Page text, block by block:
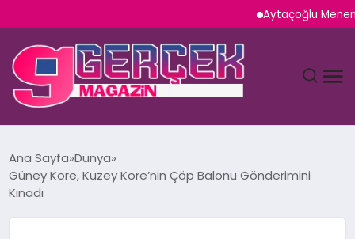
Aytaçoğlu
YAŞAM
Ana Sayfa Dünya
Güney Kore, Kuzey Kore’nin Çöp Balonu Gönderimini
Kınadı